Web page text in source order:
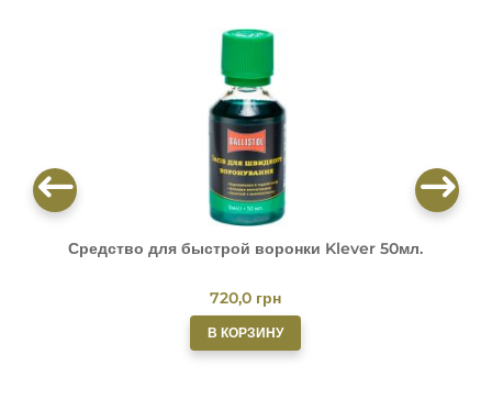
Средство для быстрой воронки Klever 50мл.
720,0 грн
В КОРЗИНУ